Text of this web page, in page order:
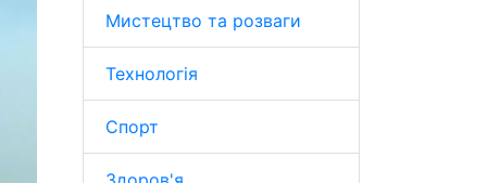
Мистецтво та розваги
Технологія
Спорт